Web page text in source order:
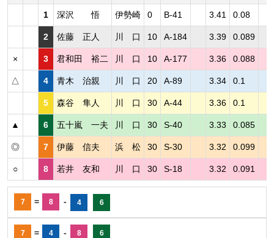
1 深沢 悟 伊勢崎 0 B-41 3.41 0.08
2 佐藤 正人 川 口 10 A-184 3.39 0.089
× 3 君和田 裕二 川 口 10 A-177 3.36 0.088
△ 4 青木 治親 川 口 20 A-89 3.34 0.1
5 森谷 隼人 川 口 30 A-44 3.36 0.1
▲ 6 五十嵐 一夫 川 口 30 S-40 3.33 0.085
◎ 7 伊藤 信夫 浜 松 30 S-30 3.32 0.099
○ 8 若井 友和 川 口 30 S-18 3.32 0.091
7 = 8 - 4 6
7 = 4 - 8 6